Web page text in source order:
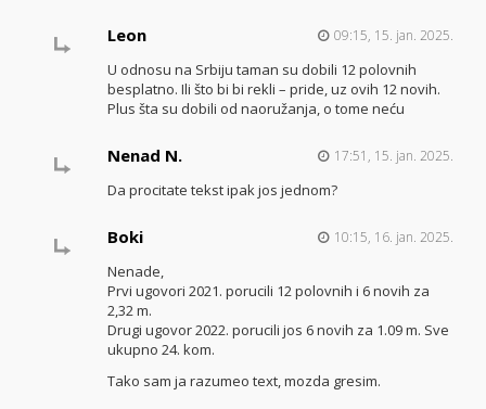
Leon 09:15, 15. jan. 2025.
U odnosu na Srbiju taman su dobili 12 polovnih
besplatno. Ili što bi bi rekli – pride, uz ovih 12 novih.
Plus šta su dobili od naoružanja, o tome neću
Nenad N. 17:51, 15. jan. 2025.
Da procitate tekst ipak jos jednom?
Boki 10:15, 16. jan. 2025.
Nenade,
Prvi ugovori 2021. porucili 12 polovnih i 6 novih za
2,32 m.
Drugi ugovor 2022. porucili jos 6 novih za 1.09 m. Sve
ukupno 24. kom.
Tako sam ja razumeo text, mozda gresim.